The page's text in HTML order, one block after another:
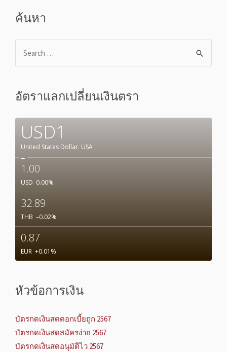
ค้นหา
อัตราแลกเปลี่ยนเงินตรา
USD1
United States Dollar. USA
=
1.00
USD 0.00%
32.89
THB –0.02%
0.87
EUR +0.01 %
หัวข้อการเงิน
บัตรกดเงินสดดอกเบี้ยถูก 2567
บัตรกดเงินสดสมัครง่าย 2567
บัตรกดเงินสดอนุมัติไว 2567